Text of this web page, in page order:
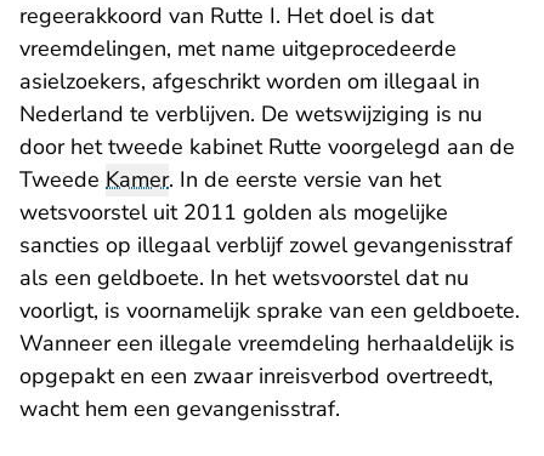
regeerakkoord van Rutte I. Het doel is dat
vreemdelingen, met name uitgeprocedeerde
asielzoekers, afgeschrikt worden om illegaal in
Nederland te verblijven. De wetswijziging is nu
door het tweede kabinet Rutte voorgelegd aan de
Tweede Kamer. In de eerste versie van het
wetsvoorstel uit 2011 golden als mogelijke
sancties op illegaal verblijf zowel gevangenisstraf
als een geldboete. In het wetsvoorstel dat nu
voorligt, is voornamelijk sprake van een geldboete.
Wanneer een illegale vreemdeling herhaaldelijk is
opgepakt en een zwaar inreisverbod overtreedt,
wacht hem een gevangenisstraf.